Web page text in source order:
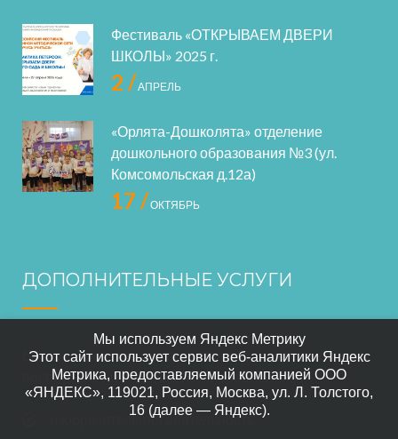
Фестиваль «ОТКРЫВАЕМ ДВЕРИ
ШКОЛЫ» 2025 г.
2 /АПРЕЛЬ
«Орлята-Дошколята» отделение
дошкольного образования №3 (ул.
Комсомольская д.12а)
17 /ОКТЯБРЬ
ДОПОЛНИТЕЛЬНЫЕ УСЛУГИ
В нашем саде осуществляется дополнительное
воспитание по следующим направлениям:
изобразительная деятельность
Мы используем Яндекс Метрику
Этот сайт использует сервис веб-аналитики Яндекс
Метрика, предоставляемый компанией ООО
«ЯНДЕКС», 119021, Россия, Москва, ул. Л. Толстого,
16 (далее — Яндекс).